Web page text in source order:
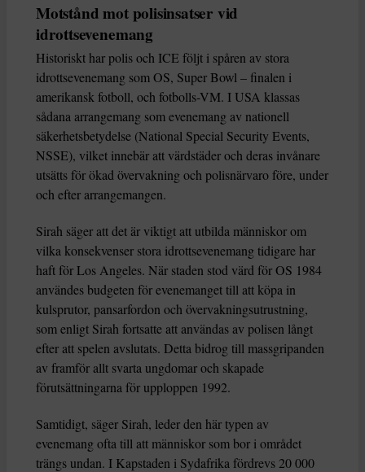
Motstånd mot polisinsatser vid
idrottsevenemang
Historiskt har polis och ICE följt i spåren av stora
idrottsevenemang som OS, Super Bowl – finalen i
amerikansk fotboll, och fotbolls-VM. I USA klassas
sådana arrangemang som evenemang av nationell
säkerhetsbetydelse (National Special Security Events,
NSSE), vilket innebär att värdstäder och deras invånare
utsätts för ökad övervakning och polisnärvaro före, under
och efter arrangemangen.
Sirah säger att det är viktigt att utbilda människor om
vilka konsekvenser stora idrottsevenemang tidigare har
haft för Los Angeles. När staden stod värd för OS 1984
användes budgeten för evenemanget till att köpa in
kulsprutor, pansarfordon och övervakningsutrustning,
som enligt Sirah fortsatte att användas av polisen långt
efter att spelen avslutats. Detta bidrog till massgripanden
av framför allt svarta ungdomar och skapade
förutsättningarna för upploppen 1992.
Samtidigt, säger Sirah, leder den här typen av
evenemang ofta till att människor som bor i området
trängs undan. I Kapstaden i Sydafrika fördrevs 20 000